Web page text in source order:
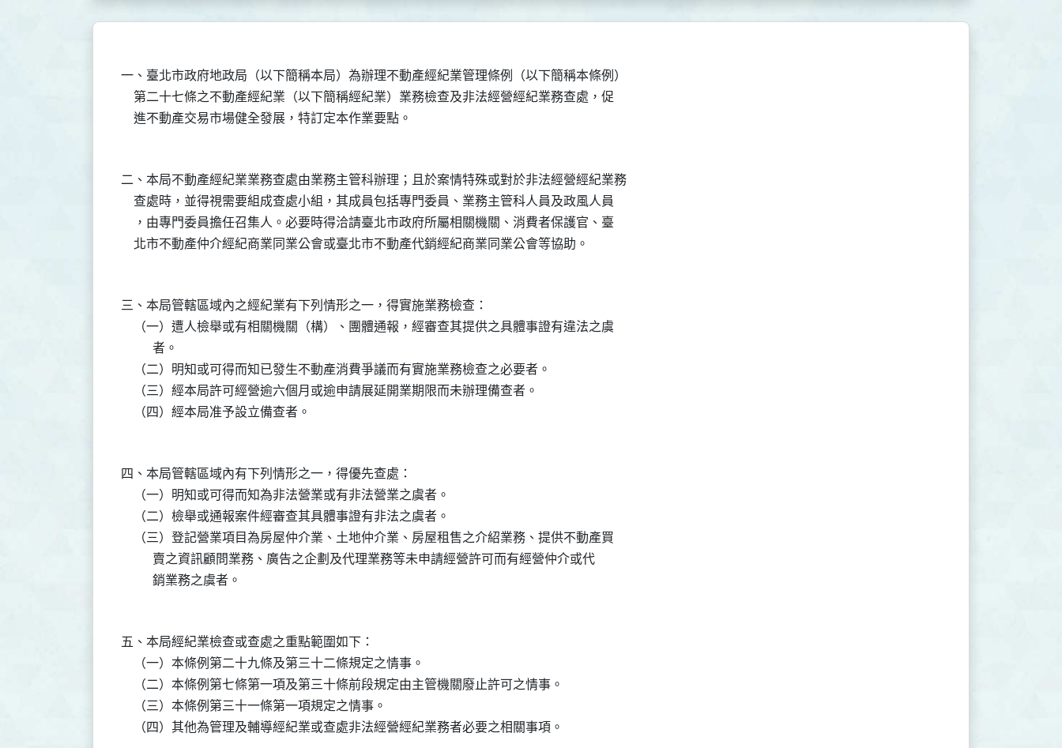
一、臺北市政府地政局（以下簡稱本局）為辦理不動產經紀業管理條例（以下簡稱本條例）
    第二十七條之不動產經紀業（以下簡稱經紀業）業務檢查及非法經營經紀業務查處，促
二、本局不動產經紀業業務查處由業務主管科辦理；且於案情特殊或對於非法經營經紀業務
    查處時，並得視需要組成查處小組，其成員包括專門委員、業務主管科人員及政風人員
    ，由專門委員擔任召集人。必要時得洽請臺北市政府所屬相關機關、消費者保護官、臺
三、本局管轄區域內之經紀業有下列情形之一，得實施業務檢查：
    （一）遭人檢舉或有相關機關（構）、團體通報，經審查其提供之具體事證有違法之虞
          者。
    （二）明知或可得而知已發生不動產消費爭議而有實施業務檢查之必要者。
    （三）經本局許可經營逾六個月或逾申請展延開業期限而未辦理備查者。
四、本局管轄區域內有下列情形之一，得優先查處：
    （一）明知或可得而知為非法營業或有非法營業之虞者。
    （二）檢舉或通報案件經審查其具體事證有非法之虞者。
    （三）登記營業項目為房屋仲介業、土地仲介業、房屋租售之介紹業務、提供不動產買
          賣之資訊顧問業務、廣告之企劃及代理業務等未申請經營許可而有經營仲介或代
五、本局經紀業檢查或查處之重點範圍如下：
    （一）本條例第二十九條及第三十二條規定之情事。
    （二）本條例第七條第一項及第三十條前段規定由主管機關廢止許可之情事。
    （三）本條例第三十一條第一項規定之情事。